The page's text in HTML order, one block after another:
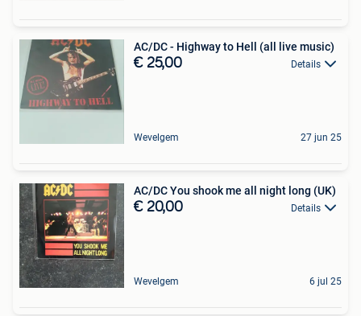
AC/DC - Highway to Hell (all live music)
€ 25,00 Details
Wevelgem 27 jun 25
AC/DC You shook me all night long (UK)
€ 20,00 Details
Wevelgem 6 jul 25